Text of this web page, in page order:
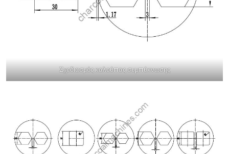
Σχεδιασμός καλούπας συμπύκνωσης